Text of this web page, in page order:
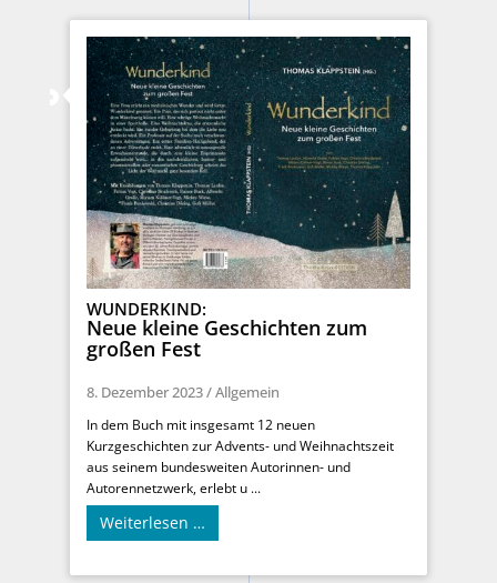
WUNDERKIND:
Neue kleine Geschichten zum
großen Fest
8. Dezember 2023/Allgemein
In dem Buch mit insgesamt 12 neuen
Kurzgeschichten zur Advents- und Weihnachtszeit
aus seinem bundesweiten Autorinnen- und
Autorennetzwerk, erlebt u ...
Weiterlesen …